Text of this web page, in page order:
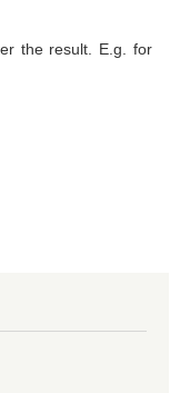
the result. E.g. for